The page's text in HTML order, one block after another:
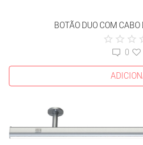
BOTÃO DUO COM
0